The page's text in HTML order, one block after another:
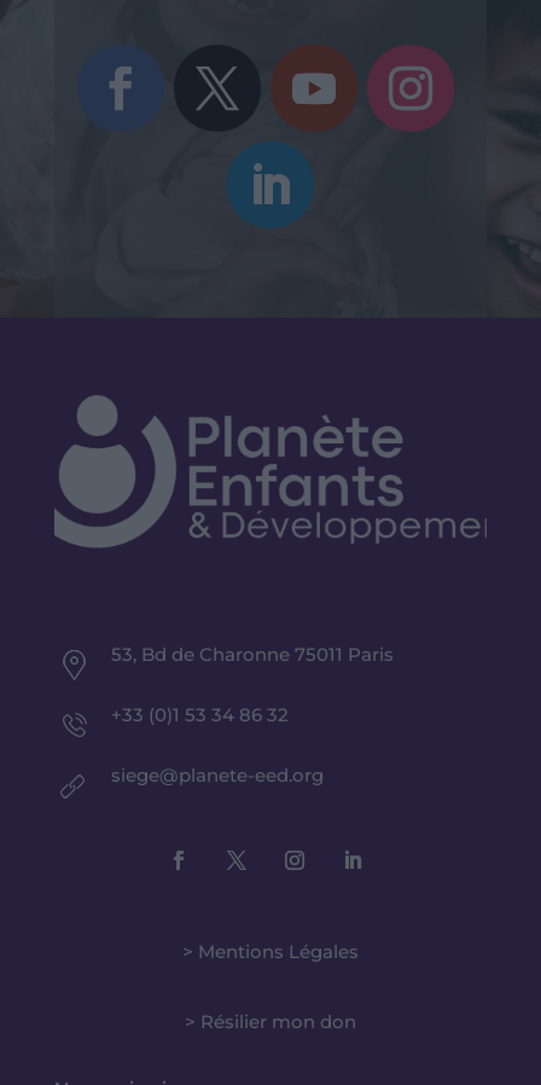
53, Bd de Charonne 75011 Paris
+33 (0)1 53 34 86 32
siege@planete-eed.org
> Mentions Légales
> Résilier mon don